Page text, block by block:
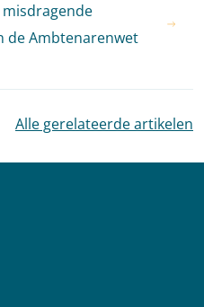
de Ambtenarenwet
Alle gerelateerde artikelen